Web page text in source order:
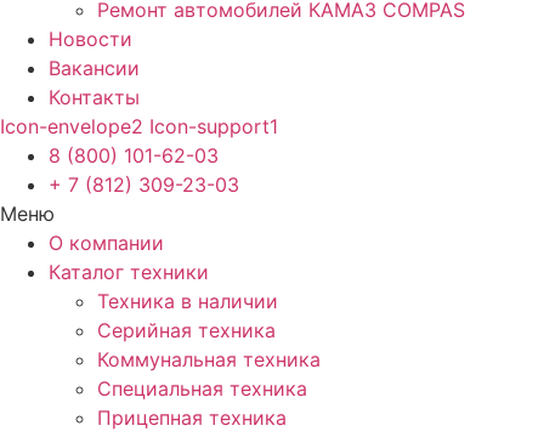
Ремонт автомобилей КАМАЗ COMPAS
Новости
Вакансии
Контакты
Icon-envelope2 Icon-support1
8 (800) 101-62-03
+ 7 (812) 309-23-03
Меню
О компании
Каталог техники
Техника в наличии
Серийная техника
Коммунальная техника
Специальная техника
Прицепная техника